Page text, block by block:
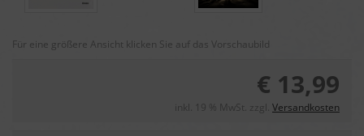
Für eine größere Ansicht klicken Sie auf das Vorschaubild
€ 13,99
inkl. 19 % MwSt. zzgl. Versandkosten